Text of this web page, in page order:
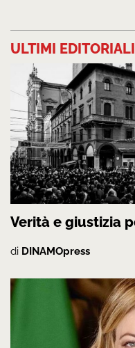
ULTIMI EDITORIALI
Verità e giustizia
di DINAMOpress